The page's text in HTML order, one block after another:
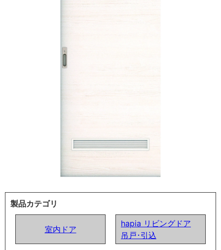
製品カテゴリ
室内ドア
hapia リビングドア
吊戸･引込